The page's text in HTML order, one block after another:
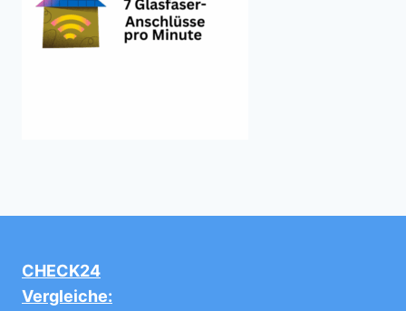
CHECK24
Vergleiche: